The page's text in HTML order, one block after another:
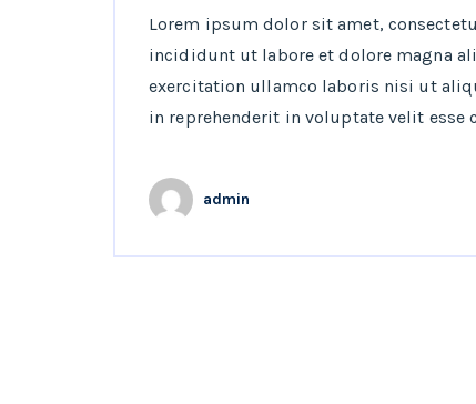
Lorem ipsum dolor sit amet,
incididunt ut labore et dolore magna
exercitation ullamco laboris nisi ut
in reprehenderit in voluptate velit
admin